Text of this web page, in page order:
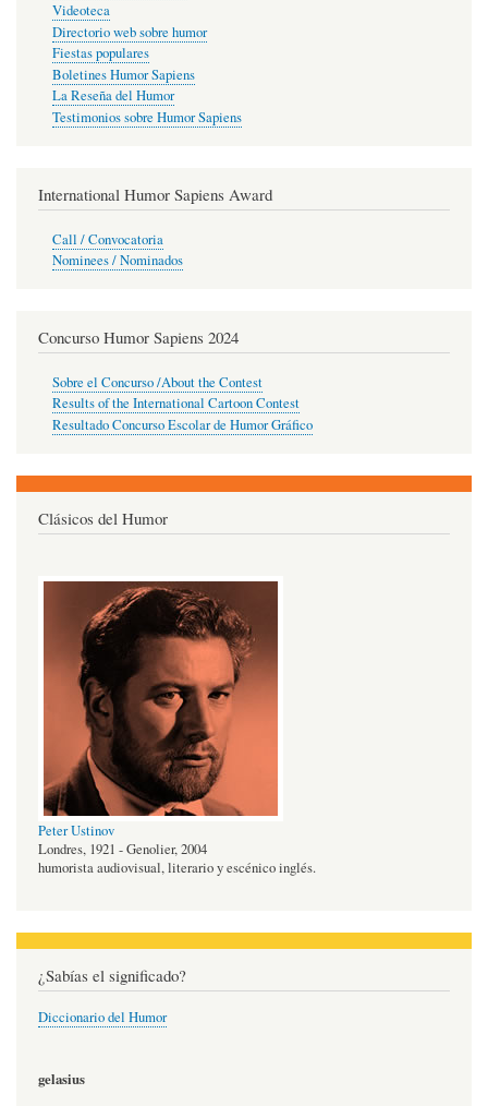
Videoteca
Directorio web sobre humor
Fiestas populares
Boletines Humor Sapiens
La Reseña del Humor
Testimonios sobre Humor Sapiens
International Humor Sapiens Award
Call / Convocatoria
Nominees / Nominados
Concurso Humor Sapiens 2024
Sobre el Concurso /About the Contest
Results of the International Cartoon Contest
Resultado Concurso Escolar de Humor Gráfico
Clásicos del Humor
Peter Ustinov
Londres, 1921 - Genolier, 2004
humorista audiovisual, literario y escénico inglés.
¿Sabías el significado?
Diccionario del Humor
gelasius